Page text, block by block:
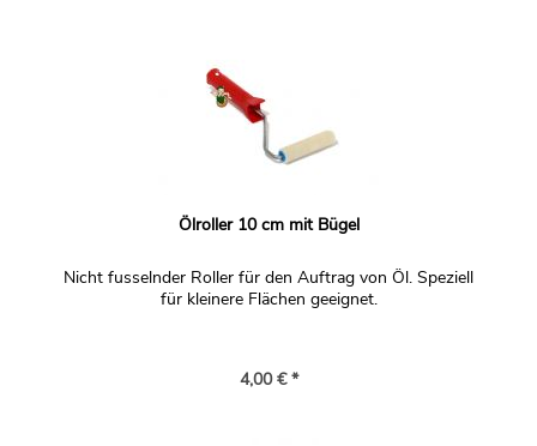
Ölroller 10 cm mit Bügel
Nicht fusselnder Roller für den Auftrag von Öl. Speziell
für kleinere Flächen geeignet.
4,00 € *